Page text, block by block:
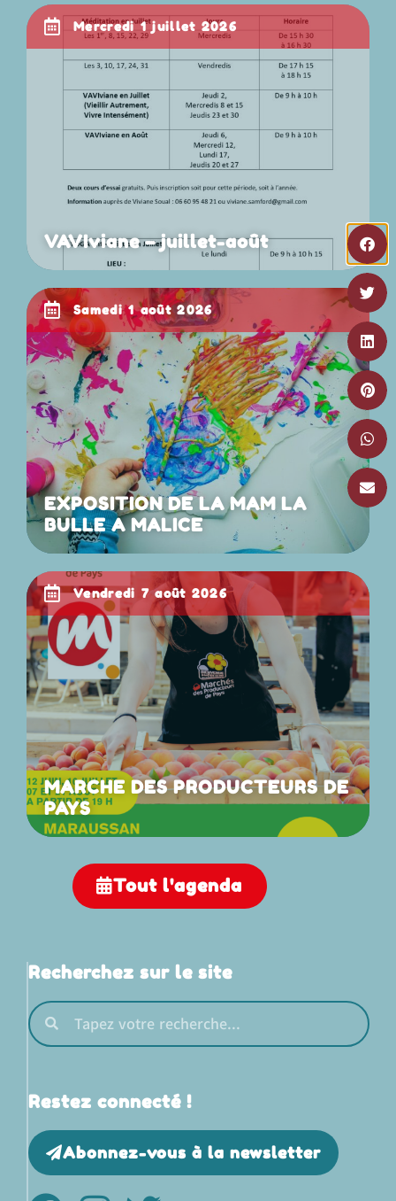
mercredi 1 juillet 2026
VAVIviane – juillet-août
samedi 1 août 2026
EXPOSITION DE LA MAM LA
BULLE A MALICE
vendredi 7 août 2026
MARCHE DES PRODUCTEURS DE
PAYS
Tout l'agenda
Recherchez sur le site
Restez connecté !
Abonnez-vous à la newsletter